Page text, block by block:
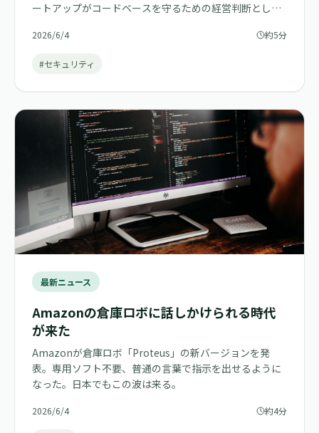
ートアップがコードベースを守るための経営判断として
2026/6/4 約5分
#セキュリティ
最新ニュース
Amazonの倉庫ロボに話しかけられる時代
が来た
Amazonが倉庫ロボ「Proteus」の新バージョンを発
表。専用ソフト不要、普通の言葉で指示を出せるように
なった。日本でもこの波は来る。
2026/6/4 約4分